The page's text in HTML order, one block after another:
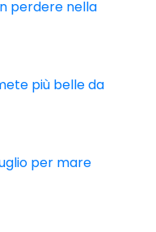
perdere nella
più belle da
per mare